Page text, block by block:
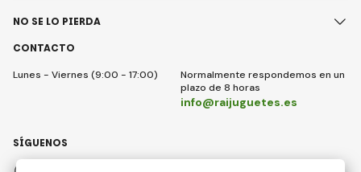
CONTACTO
Lunes - Viernes (9:00 - 17:00)
Normalmente respondemos en un
plazo de 8 horas
info@raijuguetes.es
NO SE LO PIERDA
SÍGUENOS